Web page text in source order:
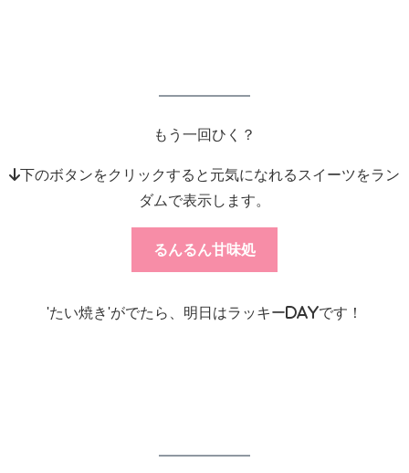
もう一回ひく？
↓下のボタンをクリックすると元気になれるスイーツをラン
ダムで表示します。
るんるん甘味処
'たい焼き'がでたら、明日はラッキーdayです！